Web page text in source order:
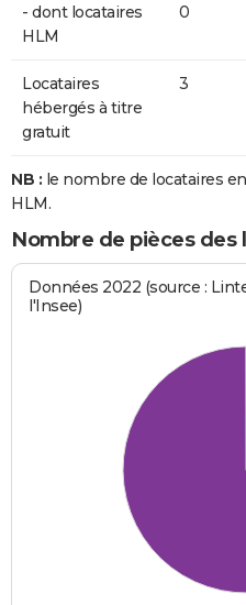
- dont locataires
HLM
0
Locataires
hébergés à titre
gratuit
3
NB : le nombre de locataires
HLM.
Nombre de pièces
Données 2022 (source :
l'Insee)